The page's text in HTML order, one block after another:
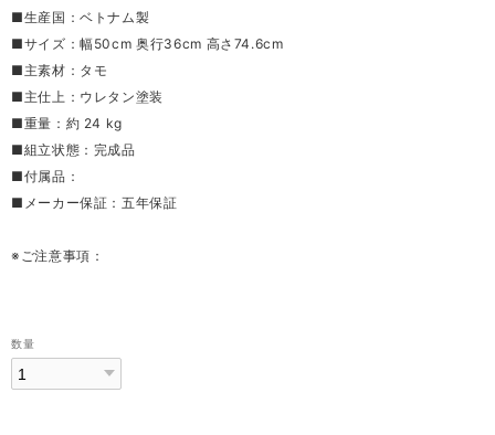
■生産国：ベトナム製
■サイズ：幅50cm 奥行36cm 高さ74.6cm
■主素材：タモ
■主仕上：ウレタン塗装
■重量：約 24 kg
■組立状態：完成品
■付属品：
■メーカー保証：五年保証
※ご注意事項：
数量